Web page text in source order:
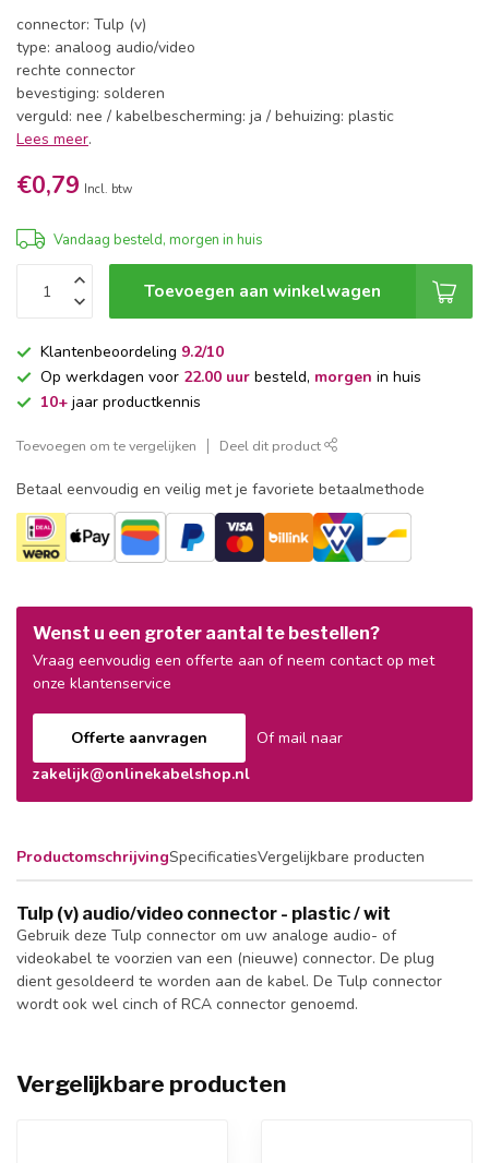
connector: Tulp (v)
type: analoog audio/video
rechte connector
bevestiging: solderen
verguld: nee / kabelbescherming: ja / behuizing: plastic
Lees meer.
€0,79 Incl. btw
Vandaag besteld, morgen in huis
Toevoegen aan winkelwagen
Klantenbeoordeling 9.2/10
Op werkdagen voor 22.00 uur besteld, morgen in huis
10+ jaar productkennis
Toevoegen om te vergelijken Deel dit product
Betaal eenvoudig en veilig met je favoriete betaalmethode
Wenst u een groter aantal te bestellen?
Vraag eenvoudig een offerte aan of neem contact op met
onze klantenservice
Offerte aanvragen
Of mail naar
zakelijk@onlinekabelshop.nl
ProductomschrijvingSpecificatiesVergelijkbare producten
Tulp (v) audio/video connector - plastic / wit
Gebruik deze Tulp connector om uw analoge audio- of
videokabel te voorzien van een (nieuwe) connector. De plug
dient gesoldeerd te worden aan de kabel. De Tulp connector
wordt ook wel cinch of RCA connector genoemd.
Vergelijkbare producten